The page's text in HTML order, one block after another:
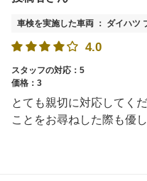
車検を実施した車両 ： ダイハツ
4.0
スタッフの対応：5
価格：3
とても親切に対応してく
ことをお尋ねした際も優